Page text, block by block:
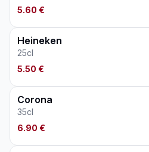
5.60 €
Heineken
25cl
5.50 €
Corona
35cl
6.90 €